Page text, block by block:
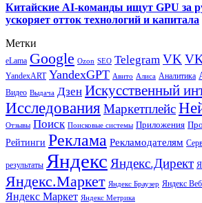
Китайские AI-команды ищут GPU за
ускоряет отток технологий и капитала
Метки
eLama Google Ozon SEO Telegram VK
YandexART YandexGPT Авито Алиса Аналитика
Видео Выдача Дзен Искусственный
Исследования Маркетплейс
Отзывы Поиск Поисковые системы Приложения
Рейтинги Реклама Рекламодателям
результаты Яндекс Яндекс.Директ
Яндекс.Маркет Яндекс Браузер Яндекс
Яндекс Маркет Яндекс Метрика